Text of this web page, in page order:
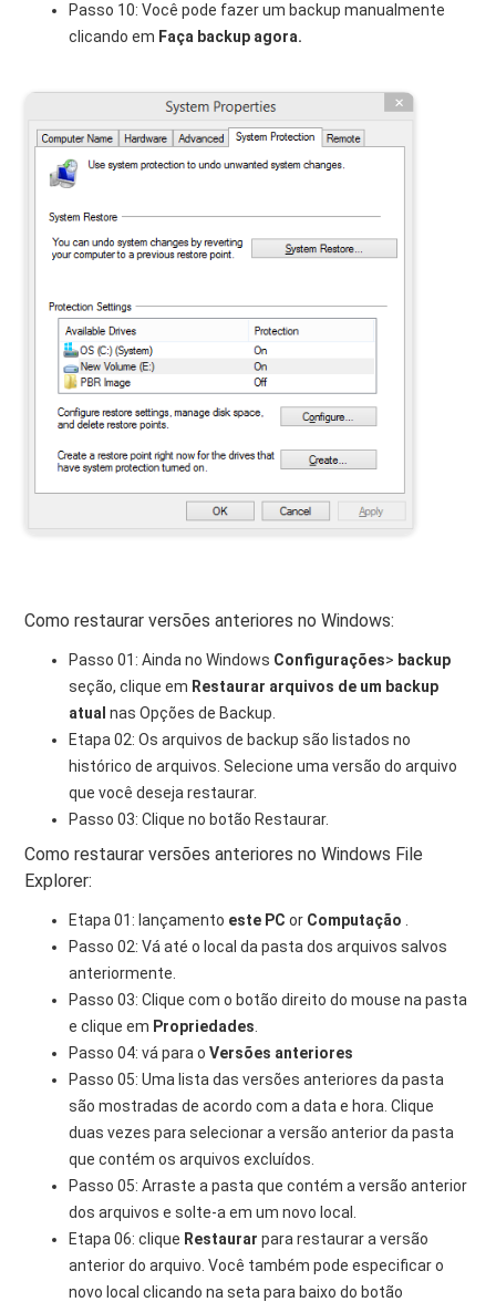
Passo 10: Você pode fazer um backup manualmente
clicando em Faça backup agora.
Como restaurar versões anteriores no Windows:
Passo 01: Ainda no Windows Configurações> backup
seção, clique em Restaurar arquivos de um backup
atualnas Opções de Backup.
Etapa 02: Os arquivos de backup são listados no
histórico de arquivos. Selecione uma versão do arquivo
que você deseja restaurar.
Passo 03: Clique no botão Restaurar.
Como restaurar versões anteriores no Windows File
Explorer:
Etapa 01: lançamento este PCor Computação
Passo 02: Vá até o local da pasta dos arquivos salvos
anteriormente.
Passo 03: Clique com o botão direito do mouse na pasta
e clique em Propriedades
Passo 04: vá para oVersões anteriores
Passo 05: Uma lista das versões anteriores da pasta
são mostradas de acordo com a data e hora. Clique
duas vezes para selecionar a versão anterior da pasta
que contém os arquivos excluídos.
Passo 05: Arraste a pasta que contém a versão anterior
dos arquivos e solte-a em um novo local.
Etapa 06: clique Restaurarpara restaurar a versão
anterior do arquivo. Você também pode especificar o
novo local clicando na seta para baixo do botão